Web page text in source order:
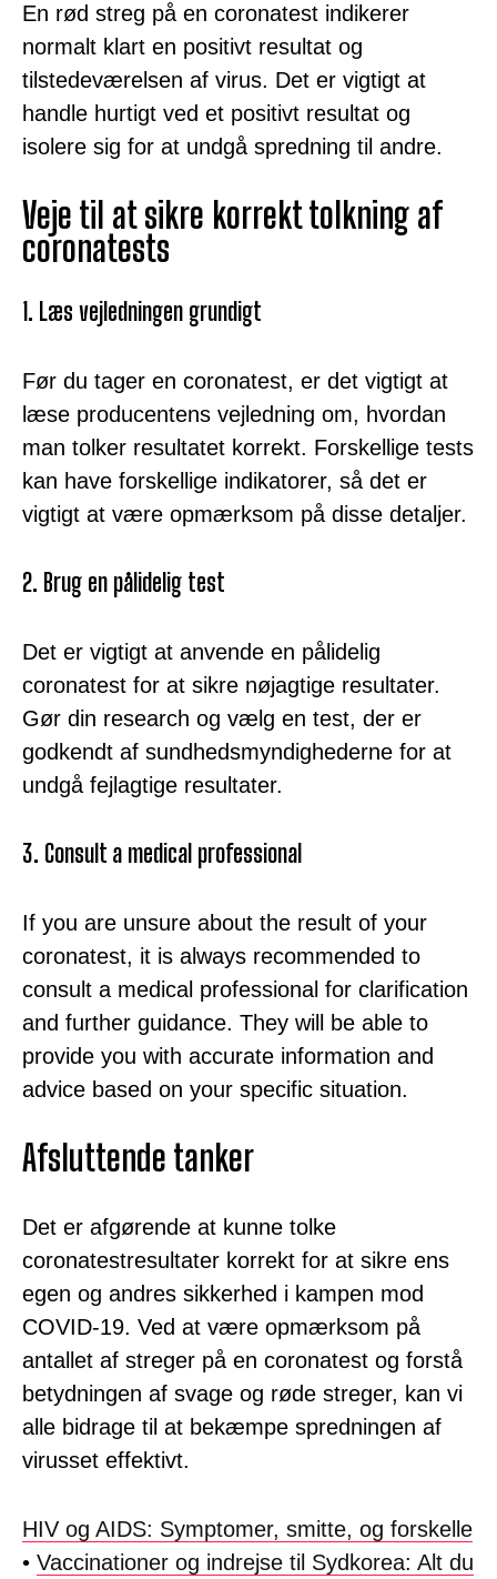
En rød streg på en coronatest indikerer
normalt klart en positivt resultat og
tilstedeværelsen af virus. Det er vigtigt at
handle hurtigt ved et positivt resultat og
isolere sig for at undgå spredning til andre.
Veje til at sikre korrekt tolkning af
coronatests
1. Læs vejledningen grundigt
Før du tager en coronatest, er det vigtigt at
læse producentens vejledning om, hvordan
man tolker resultatet korrekt. Forskellige tests
kan have forskellige indikatorer, så det er
vigtigt at være opmærksom på disse detaljer.
2. Brug en pålidelig test
Det er vigtigt at anvende en pålidelig
coronatest for at sikre nøjagtige resultater.
Gør din research og vælg en test, der er
godkendt af sundhedsmyndighederne for at
undgå fejlagtige resultater.
3. Consult a medical professional
If you are unsure about the result of your
coronatest, it is always recommended to
consult a medical professional for clarification
and further guidance. They will be able to
provide you with accurate information and
advice based on your specific situation.
Afsluttende tanker
Det er afgørende at kunne tolke
coronatestresultater korrekt for at sikre ens
egen og andres sikkerhed i kampen mod
COVID-19. Ved at være opmærksom på
antallet af streger på en coronatest og forstå
betydningen af svage og røde streger, kan vi
alle bidrage til at bekæmpe spredningen af
virusset effektivt.
HIV og AIDS: Symptomer, smitte, og forskelle
• Vaccinationer og indrejse til Sydkorea: Alt du